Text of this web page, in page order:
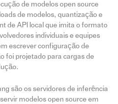
de modelos open source
de modelos, quantização e
de API local que imita o formato
individuais e equipes
escrever configuração de
foi projetado para cargas de
são os servidores de inferência
modelos open source em